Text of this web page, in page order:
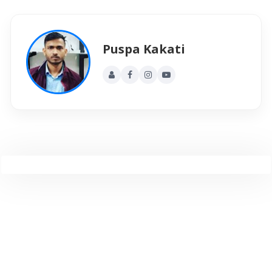
Puspa Kakati